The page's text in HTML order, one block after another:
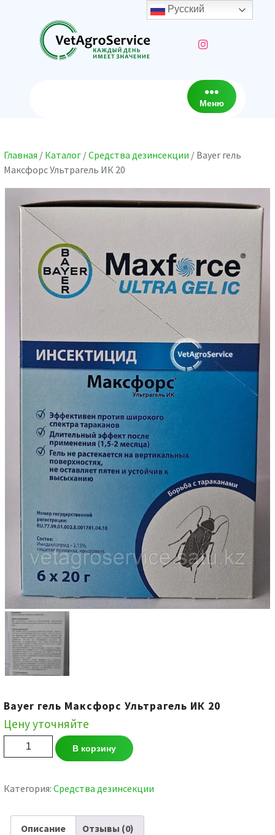
содержимому
Меню
Главная / Каталог /Средства дезинсекции / Bayer гель
Максфорс Ультрагель ИК 20
Bayer гель Максфорс Ультрагель ИК 20
Цену уточняйте
Количество
товара
гель
Ультрагель
В корзину
Категория: Средства дезинсекции
Описание Отзывы (0)
Русский